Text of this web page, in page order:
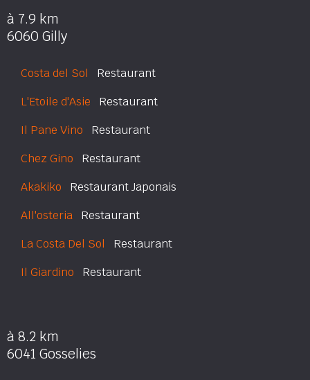
à 7.9 km
6060 Gilly
Costa del Sol Restaurant
L'Etoile d'Asie Restaurant
Il Pane Vino Restaurant
Chez Gino Restaurant
Akakiko Restaurant Japonais
All'osteria Restaurant
La Costa Del Sol Restaurant
Il Giardino Restaurant
à 8.2 km
6041 Gosselies